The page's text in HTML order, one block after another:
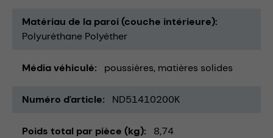
Matériau de la paroi (couche intérieure)
Polyuréthane Polyéther
Média véhiculé poussières matières solides
Numéro d'article ND51410200K
Poids total par pièce (kg) 8,74